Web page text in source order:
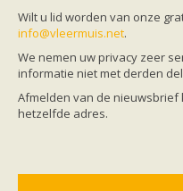
Limburg
Noord-Brabant
Noord-Holland
Overijssel
Utrecht
Zeeland
Zuid-Holland
Wilt u lid worden van onze
info@vleermuis.net.
We nemen uw privacy zeer
informatie niet met derden
Afmelden van de
hetzelfde adres.